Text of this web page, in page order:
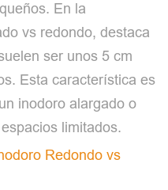
En la
vs redondo, destaca
ser unos 5 cm
Esta característica es
inodoro alargado o
limitados.
Redondo vs